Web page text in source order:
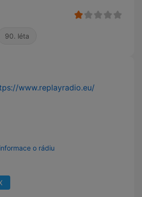
90. léta
www.replayradio.eu/
o rádiu